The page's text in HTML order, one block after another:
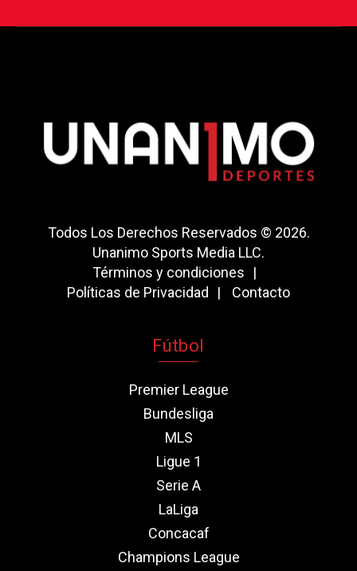
Todos Los Derechos Reservados © 2026.
Unanimo Sports Media LLC.
Términos y condiciones
Políticas de Privacidad
Contacto
Fútbol
Premier League
Bundesliga
MLS
Ligue 1
Serie A
LaLiga
Concacaf
Champions League